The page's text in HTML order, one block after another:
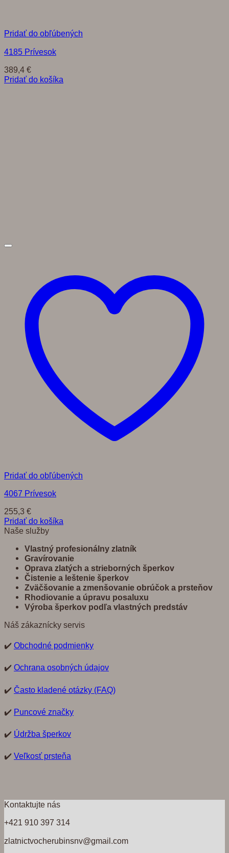
Pridať do obľúbených
4185 Prívesok
389,4 €
Pridať do košíka
Pridať do obľúbených
4067 Prívesok
255,3 €
Pridať do košíka
Naše služby
Vlastný profesionálny zlatník
Gravírovanie
Oprava zlatých a strieborných šperkov
Čistenie a leštenie šperkov
Zväčšovanie a zmenšovanie obrúčok a prsteňov
Rhodiovanie a úpravu posaluxu
Výroba šperkov podľa vlastných predstáv
Náš zákaznícky servis
✔️ Obchodné podmienky
✔️ Ochrana osobných údajov
✔️ Často kladené otázky (FAQ)
✔️ Puncové značky
✔️ Údržba šperkov
✔️ Veľkosť prsteňa
Kontaktujte nás
+421 910 397 314
zlatnictvocherubinsnv@gmail.com